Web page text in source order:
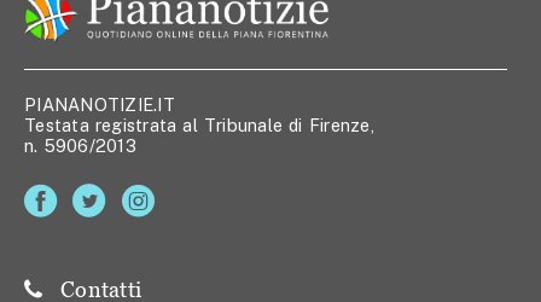
PIANANOTIZIE.IT
Testata registrata al Tribunale di Firenze,
n. 5906/2013
Contatti